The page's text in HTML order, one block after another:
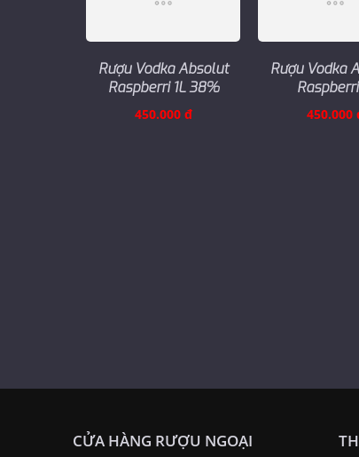
Rượu Vodka Absolut
Raspberri 1L 38%
450.000 đ
Rượu Vodka
Raspberri
450.000
CỬA HÀNG RƯỢU NGOẠI